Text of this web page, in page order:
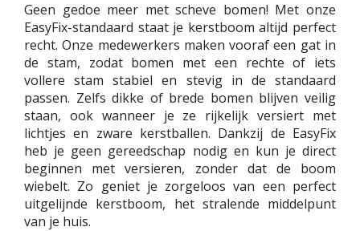
Geen gedoe meer met scheve bomen! Met onze
EasyFix-standaard staat je kerstboom altijd perfect
recht. Onze medewerkers maken vooraf een gat in
de stam, zodat bomen met een rechte of iets
vollere stam stabiel en stevig in de standaard
passen. Zelfs dikke of brede bomen blijven veilig
staan, ook wanneer je ze rijkelijk versiert met
lichtjes en zware kerstballen. Dankzij de EasyFix
heb je geen gereedschap nodig en kun je direct
beginnen met versieren, zonder dat de boom
wiebelt. Zo geniet je zorgeloos van een perfect
uitgelijnde kerstboom, het stralende middelpunt
van je huis.